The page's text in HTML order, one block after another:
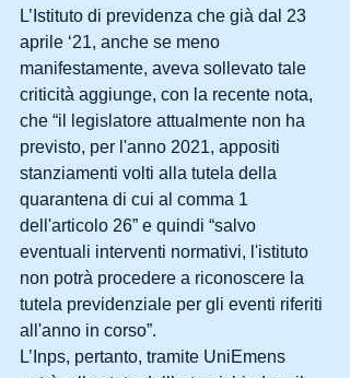
L’Istituto di previdenza che già dal 23
aprile ‘21, anche se meno
manifestamente, aveva sollevato tale
criticità aggiunge, con la recente nota,
che “il legislatore attualmente non ha
previsto, per l'anno 2021, appositi
stanziamenti volti alla tutela della
quarantena di cui al comma 1
dell'articolo 26” e quindi “salvo
eventuali interventi normativi, l'istituto
non potrà procedere a riconoscere la
tutela previdenziale per gli eventi riferiti
all'anno in corso”.
L’Inps, pertanto, tramite UniEmens